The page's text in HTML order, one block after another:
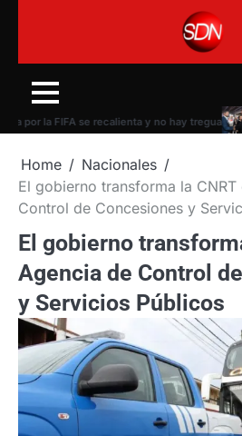
la FIFA se recalienta y no hay tregua
Home
Nacionales
El gobierno transforma la
Control de Concesiones y
El gobierno
Agencia de Control
y Servicios Públicos